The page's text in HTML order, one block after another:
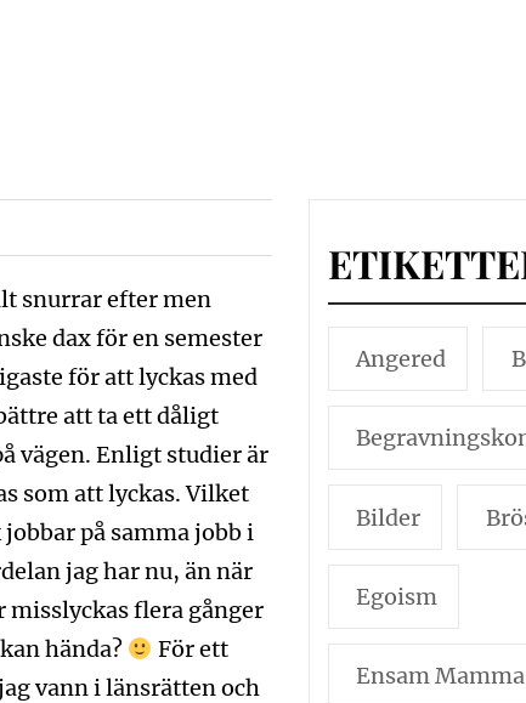
snurrar efter men
dax för en semester
för att lyckas med
att ta ett dåligt
vägen. Enligt studier är
som att lyckas. Vilket
på samma jobb i
jag har nu, än när
misslyckas flera gånger
hända?
För ett
vann i länsrätten och
Angered
Bilder
Egoism
Ensam